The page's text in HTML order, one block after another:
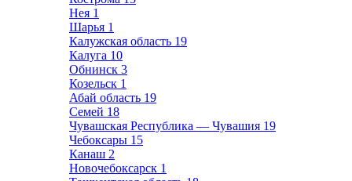
Нея 1
Шарья 1
Калужская область 19
Калуга 10
Обнинск 3
Козельск 1
Абай область 19
Семей 18
Чувашская Республика — Чувашия 19
Чебоксары 15
Канаш 2
Новочебоксарск 1